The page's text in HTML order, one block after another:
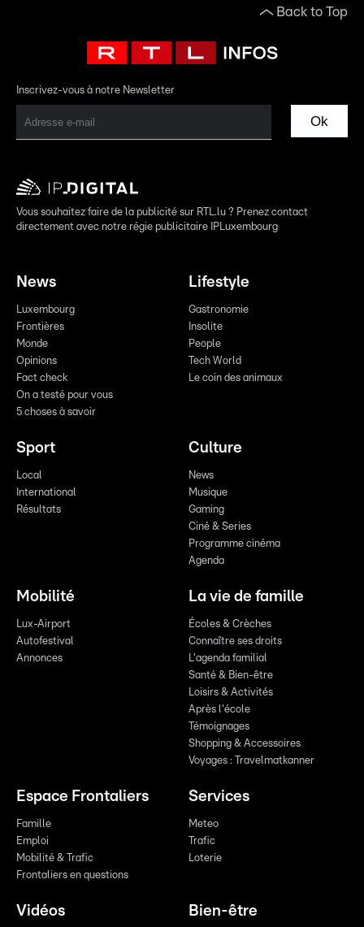
Back to Top
Inscrivez-vous à notre Newsletter
Ok
Vous souhaitez faire de la publicité sur RTL.lu ? Prenez contact
directement avec notre régie publicitaire IPLuxembourg
News
Luxembourg
Frontières
Monde
Opinions
Fact check
On a testé pour vous
5 choses à savoir
Lifestyle
Gastronomie
Insolite
People
Tech World
Le coin des animaux
Sport
Local
International
Résultats
Culture
News
Musique
Gaming
Ciné & Series
Programme cinéma
Agenda
Mobilité
Lux-Airport
Autofestival
Annonces
La vie de famille
Écoles & Crèches
Connaître ses droits
L'agenda familial
Santé & Bien-être
Loisirs & Activités
Après l'école
Témoignages
Shopping & Accessoires
Voyages : Travelmatkanner
Espace Frontaliers
Famille
Emploi
Mobilité & Trafic
Frontaliers en questions
Services
Meteo
Trafic
Loterie
Vidéos Bien-être